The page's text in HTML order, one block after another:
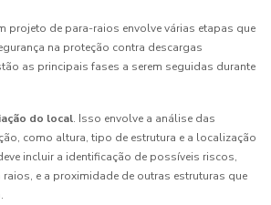
projeto de para-raios envolve várias etapas que
na proteção contra descargas
as principais fases a serem seguidas durante
do local. Isso envolve a análise das
como altura, tipo de estrutura e a localização
incluir a identificação de possíveis riscos,
e a proximidade de outras estruturas que